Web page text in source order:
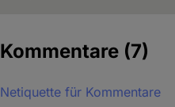
Kommentare (7)
Netiquette für Kommentare